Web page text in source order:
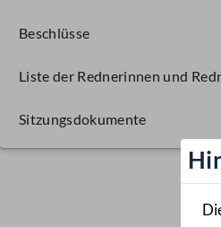
Beschlüsse
Liste der Rednerinnen und
Sitzungsdokumente